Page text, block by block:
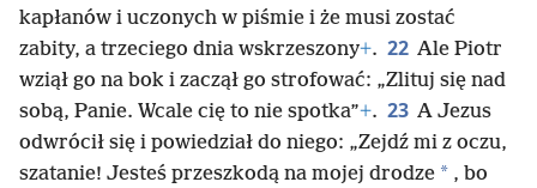
kapłanów i uczonych w piśmie i że musi zostać
zabity, a trzeciego dnia wskrzeszony+. 22 Ale Piotr
wziął go na bok i zaczął go strofować: „Zlituj się nad
sobą, Panie. Wcale cię to nie spotka”+. 23 A Jezus
odwrócił się i powiedział do niego: „Zejdź mi z oczu,
szatanie! Jesteś przeszkodą na mojej drodze * , bo